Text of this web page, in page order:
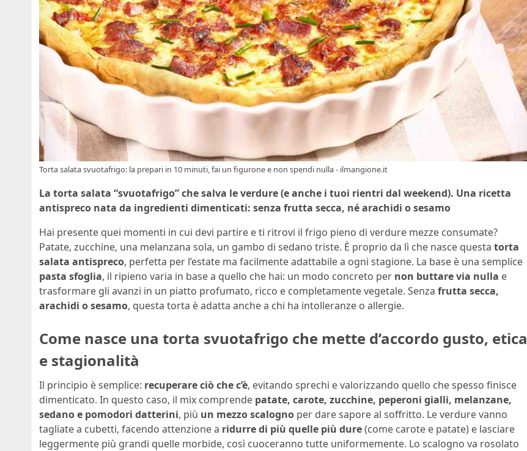
Torta salata svuotafrigo: la prepari in 10 minuti, fai un figurone e non spendi nulla - ilmangione.it
La torta salata “svuotafrigo” che salva le verdure (e anche i tuoi rientri dal weekend). Una ricetta
antispreco nata da ingredienti dimenticati: senza frutta secca, né arachidi o sesamo
Hai presente quei momenti in cui devi partire e ti ritrovi il frigo pieno di verdure mezze consumate?
Patate, zucchine, una melanzana sola, un gambo di sedano triste. È proprio da lì che nasce questa torta
salata antispreco, perfetta per l’estate ma facilmente adattabile a ogni stagione. La base è una semplice
pasta sfoglia, il ripieno varia in base a quello che hai: un modo concreto per non buttare via nulla e
trasformare gli avanzi in un piatto profumato, ricco e completamente vegetale. Senza frutta secca,
arachidi o sesamo, questa torta è adatta anche a chi ha intolleranze o allergie.
Come nasce una torta svuotafrigo che mette d’accordo gusto, etica
e stagionalità
Il principio è semplice: recuperare ciò che c’è, evitando sprechi e valorizzando quello che spesso finisce
dimenticato. In questo caso, il mix comprende patate, carote, zucchine, peperoni gialli, melanzane,
sedano e pomodori datterini, più un mezzo scalogno per dare sapore al soffritto. Le verdure vanno
tagliate a cubetti, facendo attenzione a ridurre di più quelle più dure(come carote e patate) e lasciare
leggermente più grandi quelle morbide, così cuoceranno tutte uniformemente. Lo scalogno va rosolato